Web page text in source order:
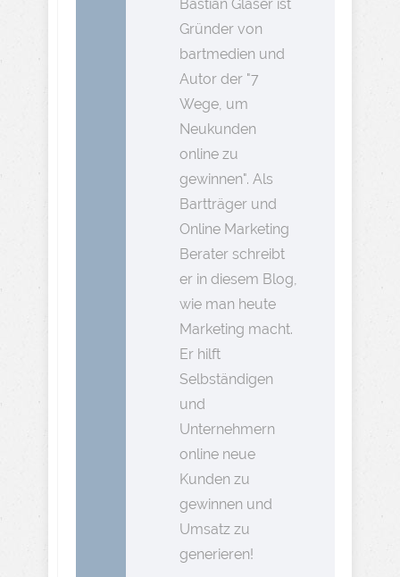
Bastian Gläser ist
Gründer von
bartmedien und
Autor der "7
Wege, um
Neukunden
online zu
gewinnen". Als
Bartträger und
Online Marketing
Berater schreibt
er in diesem Blog,
wie man heute
Marketing macht.
Er hilft
Selbständigen
und
Unternehmern
online neue
Kunden zu
gewinnen und
Umsatz zu
generieren!